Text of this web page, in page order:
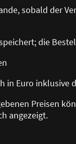
sobald der
die
in Euro inklusive
Preisen
angezeigt.